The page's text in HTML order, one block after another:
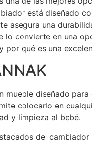
está diseñado
asegura una
lo convierte en una
por qué es una
mueble diseñado
colocarlo en
y limpieza al bebé.
del